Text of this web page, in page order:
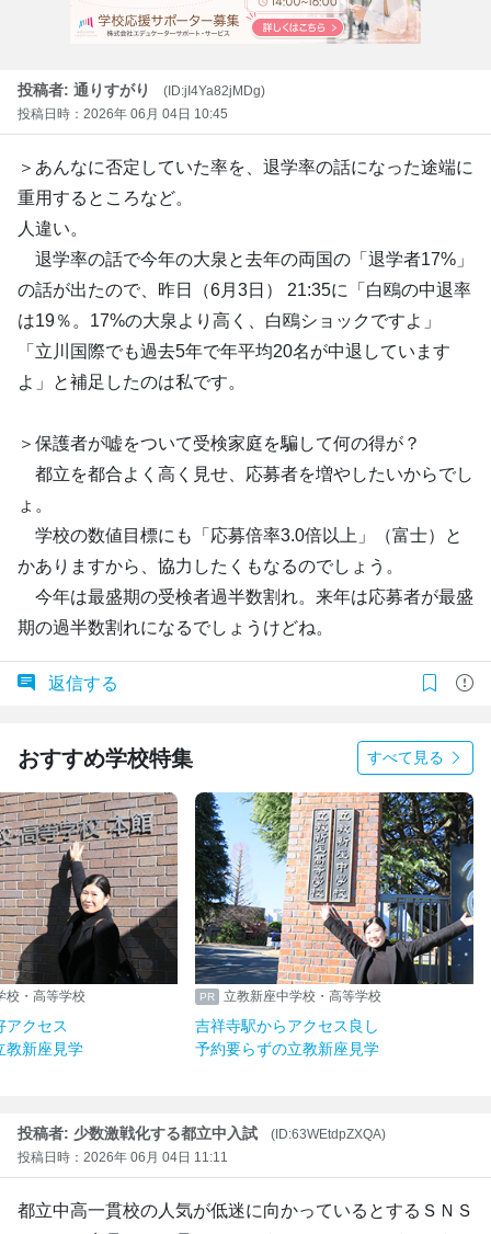
投稿者: 通りすがり
(ID:jI4Ya82jMDg)
投稿日時：2026年 06月 04日 10:45
＞あんなに否定していた率を、退学率の話になった途端に
重用するところなど。
人違い。
退学率の話で今年の大泉と去年の両国の「退学者17%」
の話が出たので、昨日（6月3日） 21:35に「白鴎の中退率
は19％。17%の大泉より高く、白鴎ショックですよ」
「立川国際でも過去5年で年平均20名が中退しています
よ」と補足したのは私です。
＞保護者が嘘をついて受検家庭を騙して何の得が？
都立を都合よく高く見せ、応募者を増やしたいからでし
ょ。
学校の数値目標にも「応募倍率3.0倍以上」（富士）と
かありますから、協力したくもなるのでしょう。
今年は最盛期の受検者過半数割れ。来年は応募者が最盛
期の過半数割れになるでしょうけどね。
返信する
おすすめ学校特集 すべて見る
校・高等学校
アクセス
教新座見学
立教新座中学校・高等学校
吉祥寺駅からアクセス良し
予約要らずの立教新座見学
投稿者: 少数激戦化する都立中入試
(ID:63WEtdpZXQA)
投稿日時：2026年 06月 04日 11:11
都立中高一貫校の人気が低迷に向かっているとするＳＮＳ